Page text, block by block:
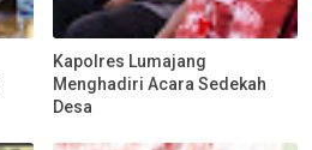
Kapolres Lumajang
Menghadiri Acara Sedekah
Desa